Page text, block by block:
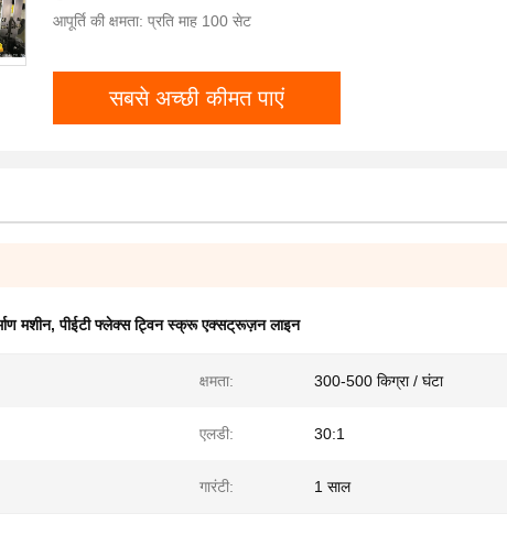
आपूर्ति की क्षमता: प्रति माह 100 सेट
सबसे अच्छी कीमत पाएं
मशीन,पीईटी फ्लेक्स ट्विन स्क्रू एक्सट्रूज़न लाइन
क्षमता: 300-500 किग्रा / घंटा
एलडी: 30:1
गारंटी: 1 साल